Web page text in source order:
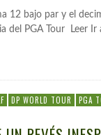
12 bajo par y el
del PGA Tour Leer Ir
DP WORLD TOUR PGA